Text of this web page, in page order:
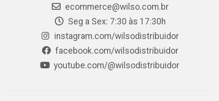
ecommerce@wilso.com.br
Seg a Sex: 7:30 às 17:30h
instagram.com/wilsodistribuidor
facebook.com/wilsodistribuidor
youtube.com/@wilsodistribuidor